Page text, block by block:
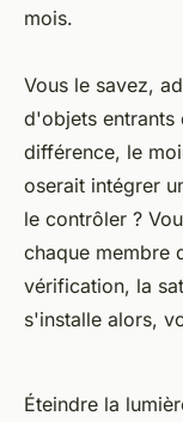
mois.
Vous le savez,
d'objets entrants
différence, le
oserait intégrer
le contrôler ?
chaque membre
vérification, la
s'installe alors,
Éteindre la